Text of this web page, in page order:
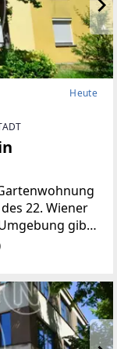
Heute
22. Wiener
gibt